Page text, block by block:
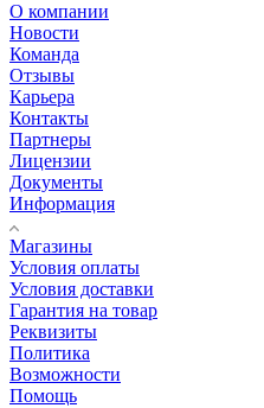
О компании
Новости
Команда
Отзывы
Карьера
Контакты
Партнеры
Лицензии
Документы
Информация
Магазины
Условия оплаты
Условия доставки
Гарантия на товар
Реквизиты
Политика
Возможности
Помощь